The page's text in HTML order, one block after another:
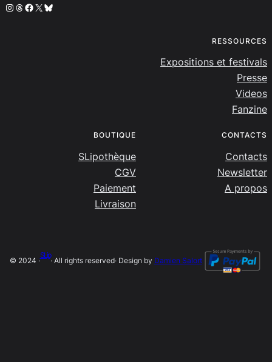
Instagram
Threads
Facebook
X Bluesky
RESSOURCES
Expositions et festivals
Presse
Videos
Fanzine
BOUTIQUE
SLipothèque
CGV
Paiement
Livraison
CONTACTS
Contacts
Newsletter
A propos
© 2024 ·
SLip
· All rights reserved· Design by Damien Salort